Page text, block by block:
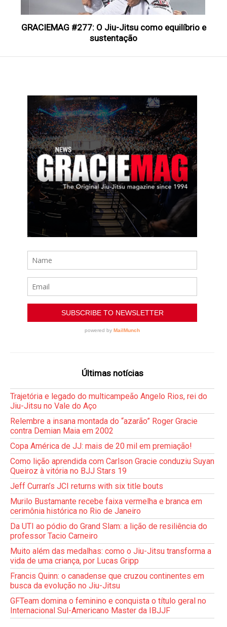
GRACIEMAG #277: O Jiu-Jitsu como equilíbrio e
sustentação
Últimas notícias
Trajetória e legado do multicampeão Angelo Rios, rei do
Jiu-Jitsu no Vale do Aço
Relembre a insana montada do “azarão” Roger Gracie
contra Demian Maia em 2002
Copa América de JJ: mais de 20 mil em premiação!
Como lição aprendida com Carlson Gracie conduziu Suyan
Queiroz à vitória no BJJ Stars 19
Jeff Curran’s JCI returns with six title bouts
Murilo Bustamante recebe faixa vermelha e branca em
cerimônia histórica no Rio de Janeiro
Da UTI ao pódio do Grand Slam: a lição de resiliência do
professor Tacio Carneiro
Muito além das medalhas: como o Jiu-Jitsu transforma a
vida de uma criança, por Lucas Gripp
Francis Quinn: o canadense que cruzou continentes em
busca da evolução no Jiu-Jitsu
GFTeam domina o feminino e conquista o título geral no
Internacional Sul-Americano Master da IBJJF